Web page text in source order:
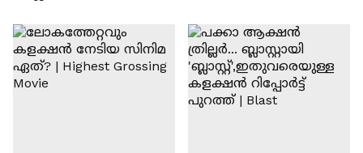
സിനിമയിലെ
'അമ്മമ്മ' ഡോളി
ജൂൺ | Balan
ടൈംസ്' | Mollywood
Times